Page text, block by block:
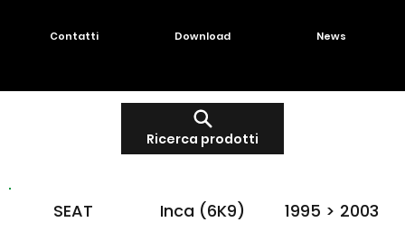
Ricerca prodotti
Contatti Download News
SEAT Inca (6K9) 1995 > 2003